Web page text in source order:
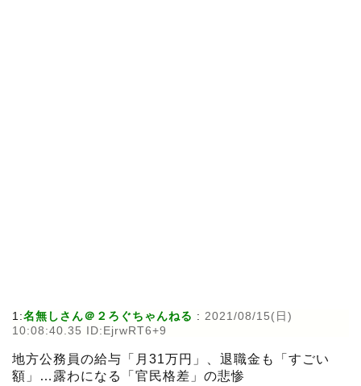
1:名無しさん＠２ろぐちゃんねる : 2021/08/15(日)
10:08:40.35 ID:EjrwRT6+9
地方公務員の給与「月31万円」、退職金も「すごい
額」…露わになる「官民格差」の悲惨